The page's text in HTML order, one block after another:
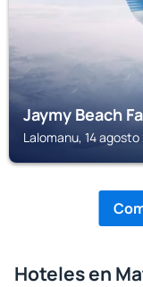
Jaymy Beach
Lalomanu, 14
Hoteles en